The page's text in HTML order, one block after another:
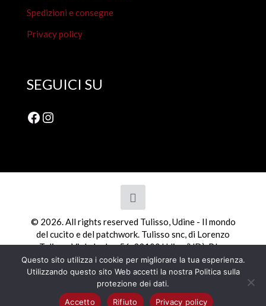
Spedizioni e consegne
Privacy policy
SEGUICI SU
Facebook
Instagram
© 2026. All rights reserved Tulisso, Udine - Il mondo
del cucito e del patchwork. Tulisso snc, di Lorenzo
Tulisso, Viale Ledra, 56, 33100 Udine (UD). P.Iva
01798110308
Questo sito utilizza i cookie per migliorare la tua esperienza.
Utilizzando questo sito Web accetti la nostra Politica sulla
protezione dei dati.
Accetto
Rifiuto Privacy policy